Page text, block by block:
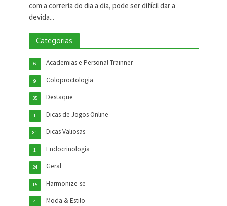
com a correria do dia a dia, pode ser difícil dar a
devida...
Categorias
Academias e Personal Trainner
6
Coloproctologia
9
Destaque
35
Dicas de Jogos Online
1
Dicas Valiosas
81
Endocrinologia
1
Geral
24
Harmonize-se
15
Moda & Estilo
4